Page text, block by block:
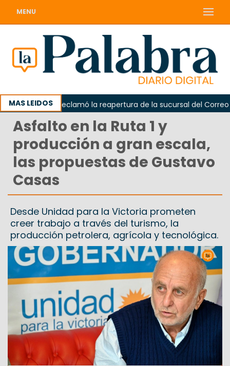
MENU
MAS LEIDOS
Odarda reclamó la reapertura de la sucursal del Correo
Asfalto en la Ruta 1 y
producción a gran escala,
las propuestas de Gustavo
Casas
Desde Unidad para la Victoria prometen
creer trabajo a través del turismo, la
producción petrolera, agrícola y tecnológica.